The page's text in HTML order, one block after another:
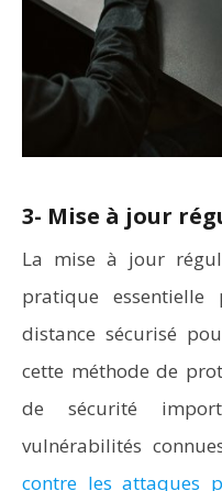
3- Mise à jour
La mise à jour
pratique
distance sécurisé
cette méthode de
de sécurité
vulnérabilités
contre les attaques